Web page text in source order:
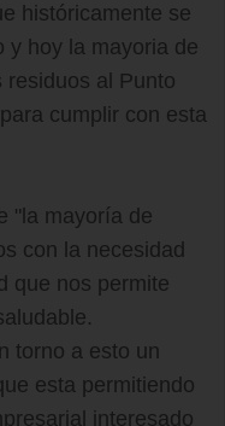
históricamente se
y hoy la mayoria de
residuos al Punto
cumplir con esta
"la mayoría de
con la necesidad
que nos permite
torno a esto un
esta permitiendo
interesado